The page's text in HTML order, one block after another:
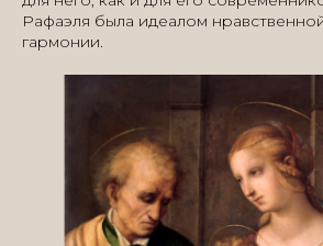
Рафаэля была идеалом
гармонии.